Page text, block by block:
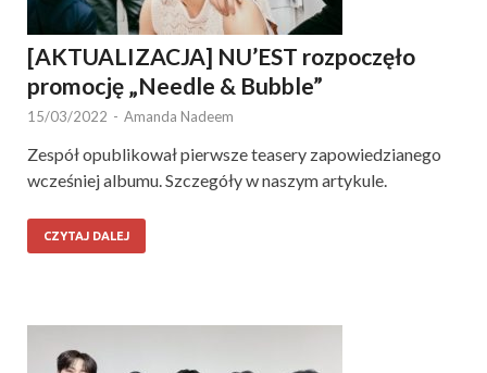
[AKTUALIZACJA] NU’EST rozpoczęło
promocję „Needle & Bubble”
15/03/2022 - Amanda Nadeem
Zespół opublikował pierwsze teasery zapowiedzianego
wcześniej albumu. Szczegóły w naszym artykule.
CZYTAJ DALEJ